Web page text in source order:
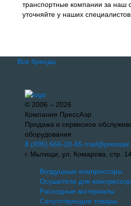
транспортные компании за наш
уточняйте у наших специалистов.
Все бренды
© 2006 – 2026
Компания ПрессАэр
Продажа и сервисное
оборудования
8 (495) 666-20-65
г. Мытищи, ул. Комарова, стр.
Воздушные компрессоры
Осушители для
Расходные материалы
Сопутствующие товары